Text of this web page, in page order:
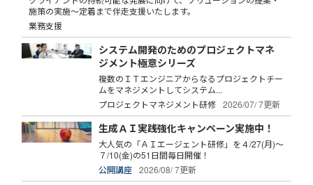
施策の実施～定着まで伴走支援いたします。
業務支援
システム開発のためのプロジェクトマネ
ジメント極意シリーズ
複数のＩＴエンジニアからなるプロジェクトチー
ムをマネジメントしてシステム...
プロジェクトマネジメント研修
2026/07/ 7更新
生成ＡＩ実践強化キャンペーン実施中！
大人気の「ＡＩエージェント研修」を４/27(月)～
７/10(金)の51日間毎日開催！
公開講座
2026/08/ 7更新